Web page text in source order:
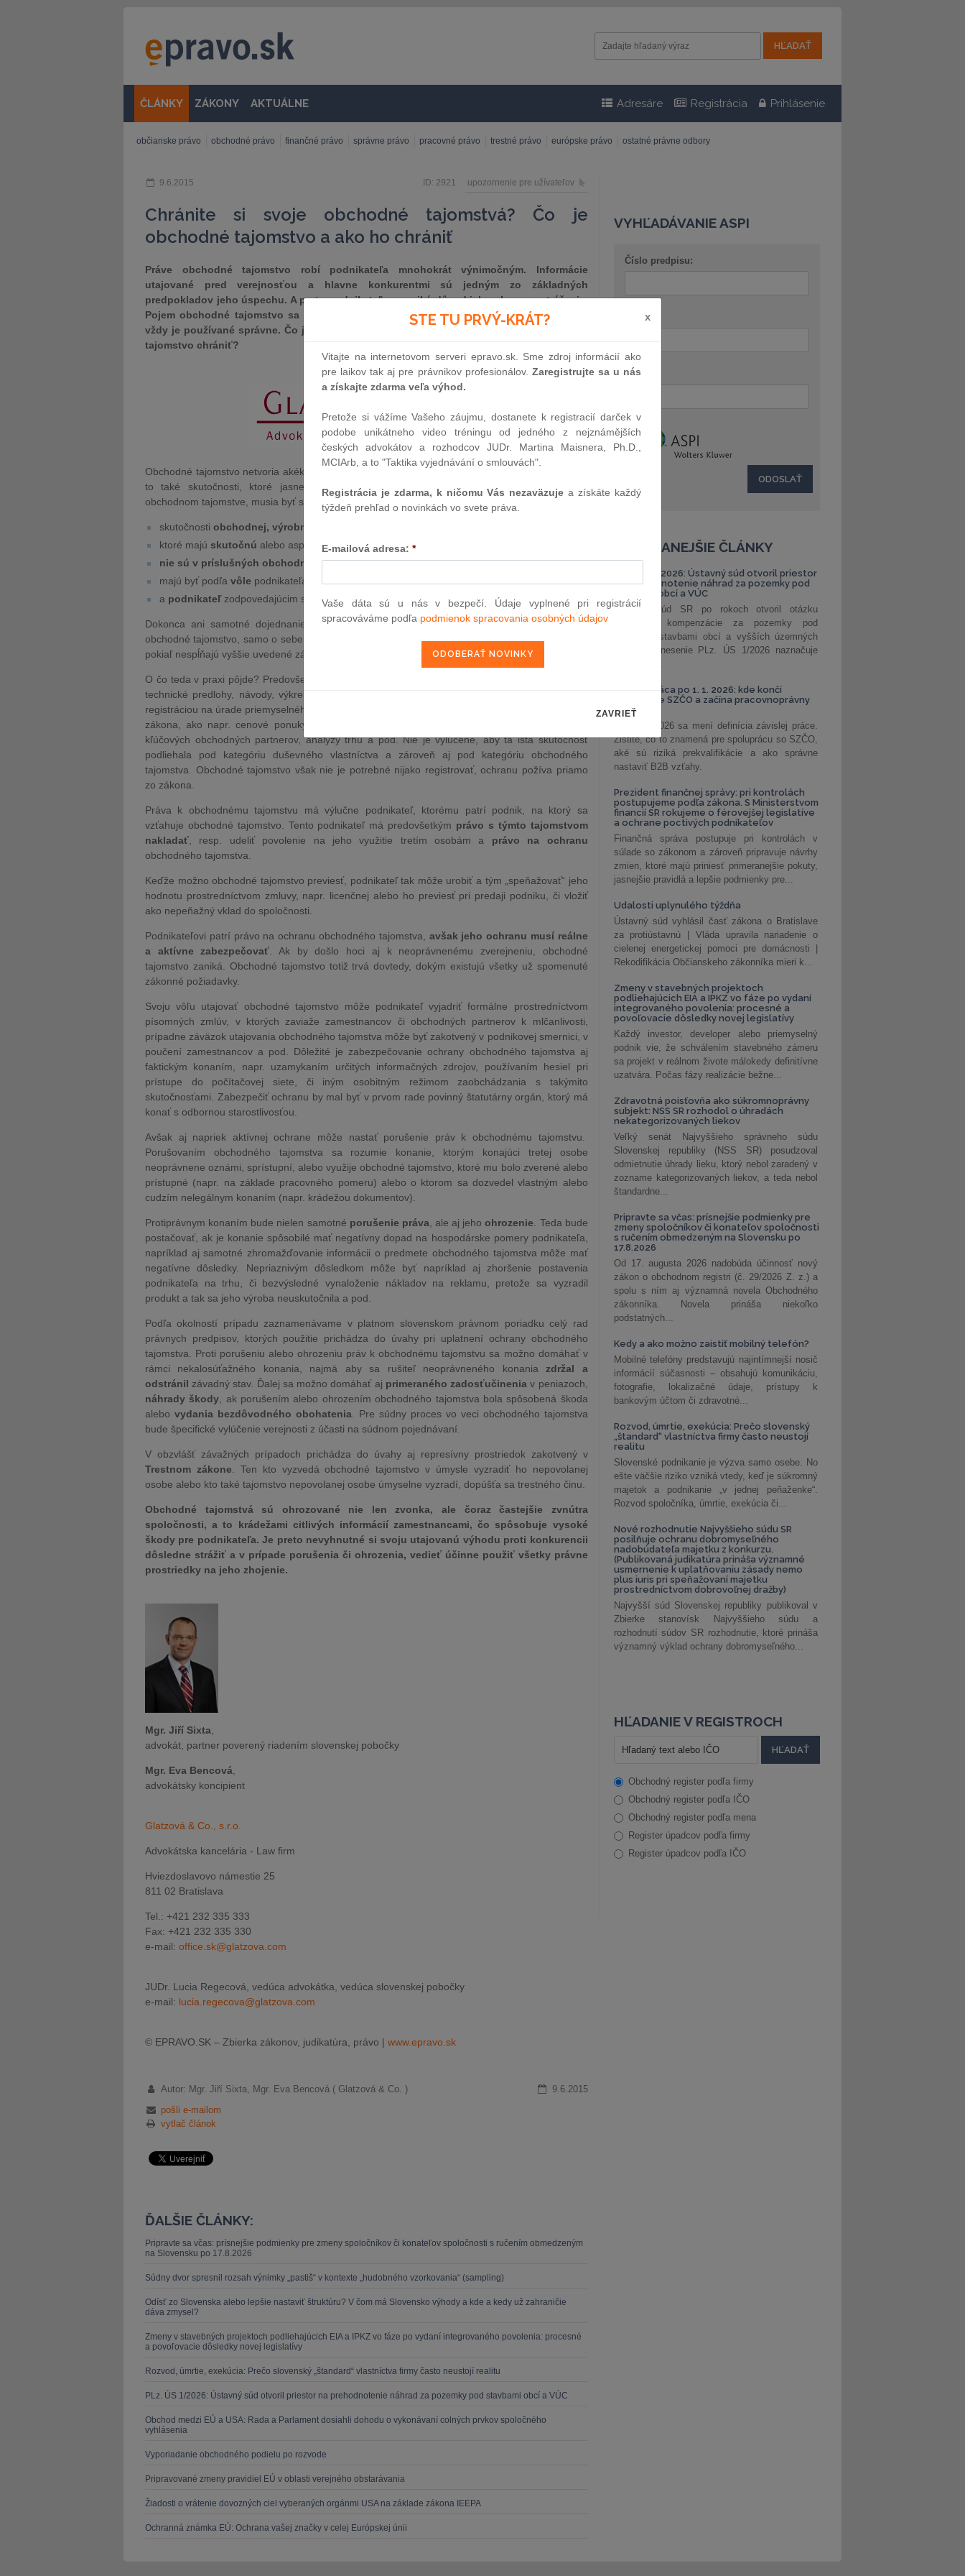
ČLÁNKY ZÁKONY AKTUÁLNE Adresáre Registrácia Prihlásenie
občianske právo obchodné právo finančné právo správne právo pracovné právo trestné právo európske právo ostatné právne odbory
9.6.2015 ID: 2921 upozornenie pre užívateľov
Chránite si svoje obchodné tajomstvá? Čo je
obchodné tajomstvo a ako ho chrániť
Práve obchodné tajomstvo robí podnikateľa mnohokrát výnimočným. Informácie
utajované pred verejnosťou a hlavne konkurentmi sú jedným zo základných
predpokladov jeho úspechu. A preto podnikateľom vzniká dôvod ich ochrany a stráženia.
Pojem obchodné tajomstvo sa v slovníku podnikateľa objavuje pomerne často, ale nie
vždy je používané správne. Čo je potrebné pod týmto pojmom rozumieť a ako obchodné
tajomstvo chrániť?
Obchodné tajomstvo netvoria akékoľvek informácie, ktoré podnikateľ považuje za utajené, ale sú
to také skutočnosti, ktoré jasne definuje Obchodný zákonník. Aby sme mohli hovoriť o
obchodnom tajomstve, musia byť splnené všetky nasledovné zákonné podmienky . Musí ísť o:
skutočnosti obchodnej, výrobnej alebo technickej povahy súvisiace s podnikom
ktoré majú skutočnú alebo aspoň potenciálnu materiálnu alebo nemateriálnu hodnotu
nie sú v príslušných obchodných kruhoch bežne dostupné,
majú byť podľa vôle podnikateľa utajené
a podnikateľzodpovedajúcim spôsobom ich utajenie zabezpečuje
Dokonca ani samotné dojednanie zmluvných strán o tom, že určité skutočnosti budú tvoriť
obchodné tajomstvo, samo o sebe nestačí, aby sa tieto skutočnosti obchodným tajomstvom stali,
pokiaľ nespĺňajú vyššie uvedené zákonné podmienky.
O čo teda v praxi pôjde? Predovšetkým ide o nepatentované vynálezy, rôzne postupy a metódy,
technické predlohy, návody, výkresy a modely, ktoré podnikateľ nechce alebo nemôže chrániť
registráciou na úrade priemyselného vlastníctva, alebo ich nie je možné chrániť podľa autorského
zákona, ako napr. cenové ponuky, akcie na získanie zákazníkov, zoznamy zákazníkov alebo
kľúčových obchodných partnerov, analýzy trhu a pod. Nie je vylúčené, aby tá istá skutočnosť
podliehala pod kategóriu duševného vlastníctva a zároveň aj pod kategóriu obchodného
tajomstva. Obchodné tajomstvo však nie je potrebné nijako registrovať, ochranu požíva priamo
zo zákona.
Práva k obchodnému tajomstvu má výlučne podnikateľ, ktorému patrí podnik, na ktorý sa
vzťahuje obchodné tajomstvo. Tento podnikateľ má predovšetkým právo s týmto tajomstvom
nakladať , resp. udeliť povolenie na jeho využitie tretím osobám a právo na ochranu
obchodného tajomstva.
Keďže možno obchodné tajomstvo previesť, podnikateľ tak môže urobiť a tým „speňažovať“ jeho
hodnotu prostredníctvom zmluvy, napr. licenčnej alebo ho previesť pri predaji podniku, či vložiť
ako nepeňažný vklad do spoločnosti.
Podnikateľovi patrí právo na ochranu obchodného tajomstva, avšak jeho ochranu musí reálne
a aktívne zabezpečovať . Ak by došlo hoci aj k neoprávnenému zverejneniu, obchodné
tajomstvo zaniká. Obchodné tajomstvo totiž trvá dovtedy, dokým existujú všetky už spomenuté
zákonné požiadavky.
Svoju vôľu utajovať obchodné tajomstvo môže podnikateľ vyjadriť formálne prostredníctvom
písomných zmlúv, v ktorých zaviaže zamestnancov či obchodných partnerov k mlčanlivosti,
prípadne záväzok utajovania obchodného tajomstva môže byť zakotvený v podnikovej smernici, v
poučení zamestnancov a pod. Dôležité je zabezpečovanie ochrany obchodného tajomstva aj
faktickým konaním, napr. uzamykaním určitých informačných zdrojov, používaním hesiel pri
prístupe do počítačovej siete, či iným osobitným režimom zaobchádzania s takýmito
skutočnosťami. Zabezpečiť ochranu by mal byť v prvom rade povinný štatutárny orgán, ktorý má
konať s odbornou starostlivosťou.
Avšak aj napriek aktívnej ochrane môže nastať porušenie práv k obchodnému tajomstvu.
Porušovaním obchodného tajomstva sa rozumie konanie, ktorým konajúci tretej osobe
neoprávnene oznámi, sprístupní, alebo využije obchodné tajomstvo, ktoré mu bolo zverené alebo
prístupné (napr. na základe pracovného pomeru) alebo o ktorom sa dozvedel vlastným alebo
cudzím nelegálnym konaním (napr. krádežou dokumentov).
Protiprávnym konaním bude nielen samotné porušenie práva , ale aj jehoohrozenie . Teda bude
postačovať, ak je konanie spôsobilé mať negatívny dopad na hospodárske pomery podnikateľa,
napríklad aj samotné zhromažďovanie informácii o predmete obchodného tajomstva môže mať
negatívne dôsledky. Nepriaznivým dôsledkom môže byť napríklad aj zhoršenie postavenia
podnikateľa na trhu, či bezvýsledné vynaloženie nákladov na reklamu, pretože sa vyzradil
produkt a tak sa jeho výroba neuskutočnila a pod.
Podľa okolností prípadu zaznamenávame v platnom slovenskom právnom poriadku celý rad
právnych predpisov, ktorých použitie prichádza do úvahy pri uplatnení ochrany obchodného
tajomstva. Proti porušeniu alebo ohrozeniu práv k obchodnému tajomstvu sa možno domáhať v
rámci nekalosúťažného konania, najmä aby sa rušiteľ neoprávneného konania zdržal a
odstránil závadný stav. Ďalej sa možno domáhať aj primeraného zadosťučinenia v peniazoch,
náhrady škody , ak porušením alebo ohrozením obchodného tajomstva bola spôsobená škoda
alebo vydania bezdôvodného obohatenia . Pre súdny proces vo veci obchodného tajomstva
bude špecifické vylúčenie verejnosti z účasti na súdnom pojednávaní.
V obzvlášť závažných prípadoch prichádza do úvahy aj represívny prostriedok zakotvený v
Trestnom zákone . Ten kto vyzvedá obchodné tajomstvo v úmysle vyzradiť ho nepovolanej
osobe alebo kto také tajomstvo nepovolanej osobe úmyselne vyzradí, dopúšťa sa trestného činu.
Obchodné tajomstvá sú ohrozované nie len zvonka, ale čoraz častejšie zvnútra
spoločnosti, a to krádežami citlivých informácií zamestnancami, čo spôsobuje vysoké
škody pre podnikateľa. Je preto nevyhnutné si svoju utajovanú výhodu proti konkurencii
dôsledne strážiť a v prípade porušenia či ohrozenia, vedieť účinne použiť všetky právne
prostriedky na jeho zhojenie.
Mgr. Jiří Sixta
advokát, partner poverený riadením slovenskej pobočky
Mgr. Eva Bencová
advokátsky koncipient
Glatzová & Co., s.r.o.
Advokátska kancelária - Law firm
Hviezdoslavovo námestie 25
811 02 Bratislava
Tel.: +421 232 335 333
Fax: +421 232 335 330
e-mail: office.sk@glatzova.com
JUDr. Lucia Regecová, vedúca advokátka, vedúca slovenskej pobočky
e-mail: lucia.regecova@glatzova.com
© EPRAVO.SK – Zbierka zákonov, judikatúra, právo | www.epravo.sk
Autor: Mgr. Jiří Sixta, Mgr. Eva Bencová ( Glatzová & Co. )
9.6.2015
pošli e-mailom
vytlač článok
ĎALŠIE ČLÁNKY:
Pripravte sa včas: prísnejšie podmienky pre zmeny spoločníkov či konateľov spoločnosti s ručením obmedzeným
na Slovensku po 17.8.2026
Súdny dvor spresnil rozsah výnimky „pastiš“ v kontexte „hudobného vzorkovania“ (sampling)
Odísť zo Slovenska alebo lepšie nastaviť štruktúru? V čom má Slovensko výhody a kde a kedy už zahraničie
dáva zmysel?
Zmeny v stavebných projektoch podliehajúcich EIA a IPKZ vo fáze po vydaní integrovaného povolenia: procesné
a povoľovacie dôsledky novej legislatívy
Rozvod, úmrtie, exekúcia: Prečo slovenský „štandard“ vlastníctva firmy často neustojí realitu
PLz. ÚS 1/2026: Ústavný súd otvoril priestor na prehodnotenie náhrad za pozemky pod stavbami obcí a VÚC
Obchod medzi EÚ a USA: Rada a Parlament dosiahli dohodu o vykonávaní colných prvkov spoločného
vyhlásenia
Vyporiadanie obchodného podielu po rozvode
Pripravované zmeny pravidiel EÚ v oblasti verejného obstarávania
Žiadosti o vrátenie dovozných ciel vyberaných orgánmi USA na základe zákona IEEPA
Ochranná známka EÚ: Ochrana vašej značky v celej Európskej únii
VYHĽADÁVANIE ASPI
Číslo predpisu:
Názov:
Text:
NAJČÍTANEJŠIE ČLÁNKY
PLz. ÚS 1/2026: Ústavný súd otvoril priestor
na prehodnotenie náhrad za pozemky pod
stavbami obcí a VÚC
Ústavný súd SR po rokoch otvoril otázku
primeranej kompenzácie za pozemky pod
verejnými stavbami obcí a vyšších územných
celkov. Uznesenie PLz. ÚS 1/2026 naznačuje
odklon od...
Závislá práca po 1. 1. 2026: kde končí
podnikanie SZČO a začína pracovnoprávny
vzťah
Od 1. 1. 2026 sa mení definícia závislej práce.
Zistite, čo to znamená pre spoluprácu so SZČO,
aké sú riziká prekvalifikácie a ako správne
nastaviť B2B vzťahy.
Prezident finančnej správy: pri kontrolách
postupujeme podľa zákona. S Ministerstvom
financií SR rokujeme o férovejšej legislatíve
a ochrane poctivých podnikateľov
Finančná správa postupuje pri kontrolách v
súlade so zákonom a zároveň pripravuje návrhy
zmien, ktoré majú priniesť primeranejšie pokuty,
jasnejšie pravidlá a lepšie podmienky pre...
Udalosti uplynulého týždňa
Ústavný súd vyhlásil časť zákona o Bratislave
za protiústavnú | Vláda upravila nariadenie o
cielenej energetickej pomoci pre domácnosti |
Rekodifikácia Občianskeho zákonníka mieri k...
Zmeny v stavebných projektoch
podliehajúcich EIA a IPKZ vo fáze po vydaní
integrovaného povolenia: procesné a
povoľovacie dôsledky novej legislatívy
Každý investor, developer alebo priemyselný
podnik vie, že schválením stavebného zámeru
sa projekt v reálnom živote málokedy definitívne
uzatvára. Počas fázy realizácie bežne...
Zdravotná poisťovňa ako súkromnoprávny
subjekt: NSS SR rozhodol o úhradách
nekategorizovaných liekov
Veľký senát Najvyššieho správneho súdu
Slovenskej republiky (NSS SR) posudzoval
odmietnutie úhrady lieku, ktorý nebol zaradený v
zozname kategorizovaných liekov, a teda nebol
štandardne...
Pripravte sa včas: prísnejšie podmienky pre
zmeny spoločníkov či konateľov spoločnosti
s ručením obmedzeným na Slovensku po
17.8.2026
Od 17. augusta 2026 nadobúda účinnosť nový
zákon o obchodnom registri (č. 29/2026 Z. z.) a
spolu s ním aj významná novela Obchodného
zákonníka. Novela prináša niekoľko
podstatných...
Kedy a ako možno zaistiť mobilný telefón?
Mobilné telefóny predstavujú najintímnejší nosič
informácií súčasnosti – obsahujú komunikáciu,
fotografie, lokalizačné údaje, prístupy k
bankovým účtom či zdravotné...
Rozvod, úmrtie, exekúcia: Prečo slovenský
„štandard“ vlastníctva firmy často neustojí
realitu
Slovenské podnikanie je výzva samo osebe. No
ešte väčšie riziko vzniká vtedy, keď je súkromný
majetok a podnikanie „v jednej peňaženke“.
Rozvod spoločníka, úmrtie, exekúcia či...
Nové rozhodnutie Najvyššieho súdu SR
posilňuje ochranu dobromyseľného
nadobúdateľa majetku z konkurzu.
(Publikovaná judikatúra prináša významné
usmernenie k uplatňovaniu zásady nemo
plus iuris pri speňažovaní majetku
prostredníctvom dobrovoľnej dražby)
Najvyšší súd Slovenskej republiky publikoval v
Zbierke stanovísk Najvyššieho súdu a
rozhodnutí súdov SR rozhodnutie, ktoré prináša
významný výklad ochrany dobromyseľného...
HĽADANIE V REGISTROCH
Obchodný register podľa firmy
Obchodný register podľa IČO
Obchodný register podľa mena
Register úpadcov podľa firmy
Register úpadcov podľa IČO
STE TU PRVÝ-KRÁT? x
Vitajte na internetovom serveri epravo.sk. Sme zdroj informácií ako
pre laikov tak aj pre právnikov profesionálov. Zaregistrujte sa u nás
a získajte zdarma veľa výhod.
Pretože si vážíme Vašeho záujmu, dostanete k registracií darček v
podobe unikátneho video tréningu od jedného z nejznámějších
českých advokátov a rozhodcov JUDr. Martina Maisnera, Ph.D.,
MCIArb, a to "Taktika vyjednávání o smlouvách".
Registrácia je zdarma, k ničomu Vás nezaväzuje a získáte každý
týždeň prehľad o novinkách vo svete práva.
E-mailová adresa: *
Vaše dáta sú u nás v bezpečí. Údaje vyplnené pri registrácií
spracováváme podľa podmienok spracovania osobných údajov
ZAVRIEŤ